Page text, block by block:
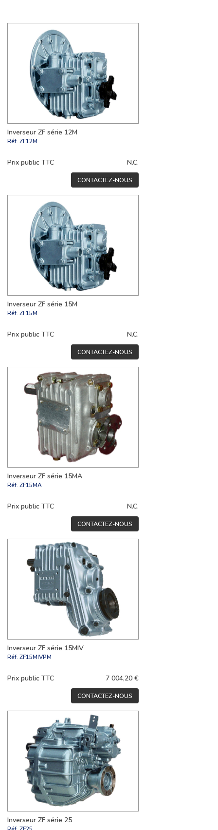
Inverseur ZF série 12M
Réf. ZF12M
Prix public TTC N.C.
CONTACTEZ-NOUS
Inverseur ZF série 15M
Réf. ZF15M
Prix public TTC N.C.
CONTACTEZ-NOUS
Inverseur ZF série 15MA
Réf. ZF15MA
Prix public TTC N.C.
CONTACTEZ-NOUS
Inverseur ZF série 15MIV
Réf. ZF15MIVPM
Prix public TTC 7 004,20 €
CONTACTEZ-NOUS
Inverseur ZF série 25